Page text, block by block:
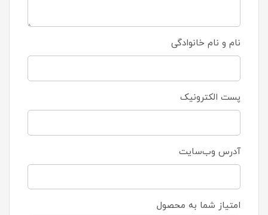
نام و نام خانوادگی
پست الکترونیک
آدرس وب‌سایت
امتیاز شما به محصول